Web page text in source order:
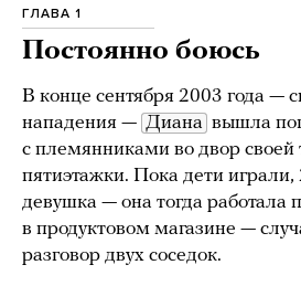
ГЛАВА 1
Постоянно боюсь
В конце сентября 2003 года —
нападения — Диана вышла
с племянниками во двор своей
пятиэтажки. Пока дети играли,
девушка — она тогда работала
в продуктовом магазине —
разговор двух соседок.